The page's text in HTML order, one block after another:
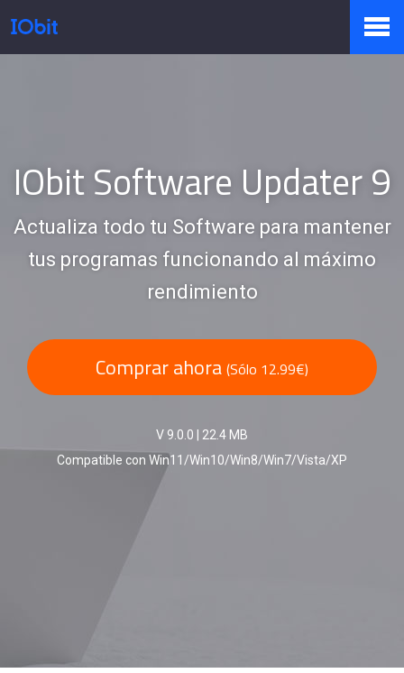
Tienda
Pressroom
Socio
IObit Software Updater 9
Actualiza todo tu Software para mantener
tus programas funcionando al máximo
rendimiento
Comprar ahora (Sólo 12.99€)
V 9.0.0
22.4 MB
Compatible con Win11/Win10/Win8/Win7/Vista/XP